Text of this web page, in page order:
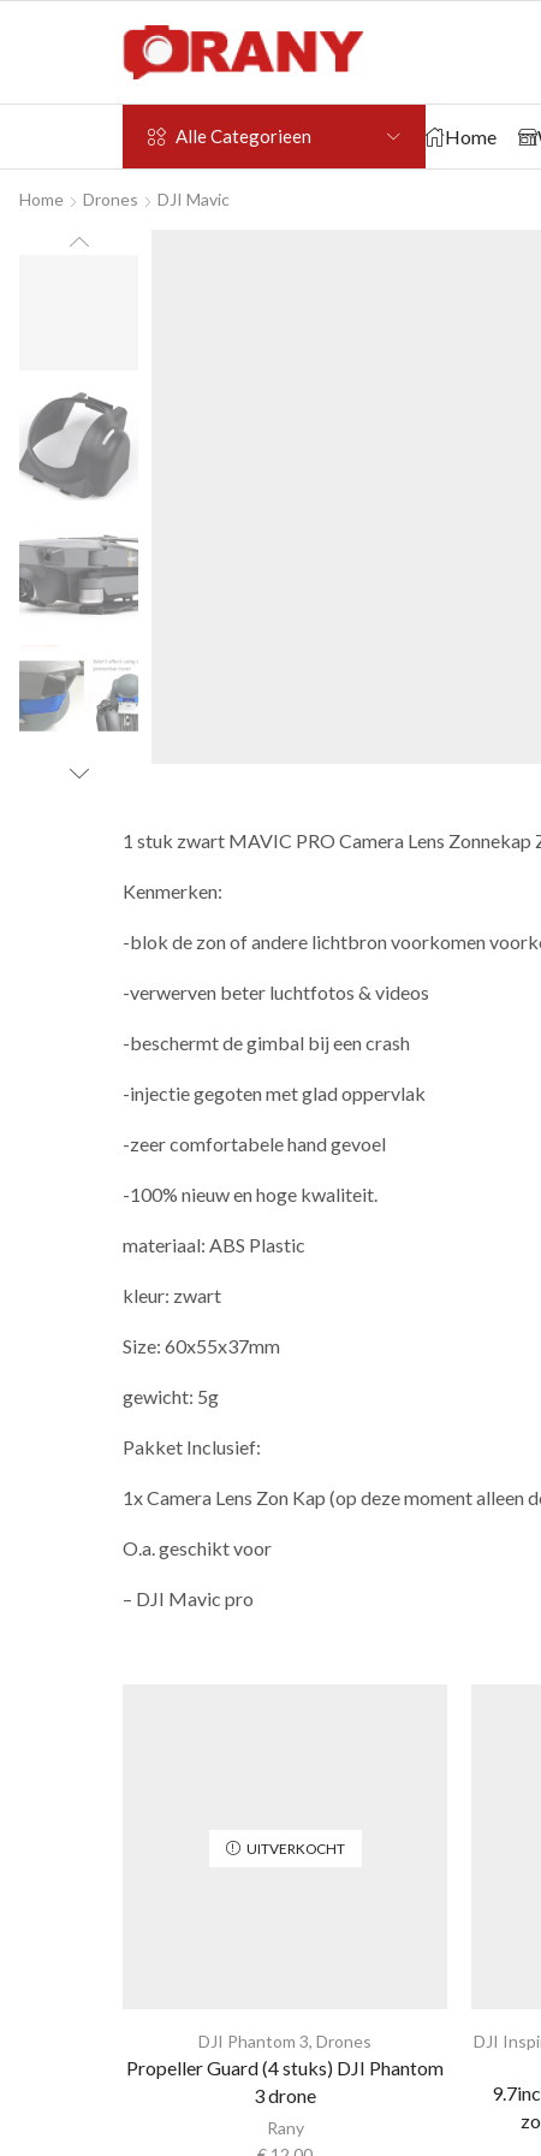
Alle Categorieen Home
Home Drones DJI Mavic
1 stuk zwart MAVIC PRO Camera Lens
Kenmerken:
-blok de zon of andere lichtbron voorkomen
-verwerven beter luchtfotos & videos
-beschermt de gimbal bij een crash
-injectie gegoten met glad oppervlak
-zeer comfortabele hand gevoel
-100% nieuw en hoge kwaliteit.
materiaal: ABS Plastic
kleur: zwart
Size: 60x55x37mm
gewicht: 5g
Pakket Inclusief:
1x Camera Lens Zon Kap (op deze moment alleen
O.a. geschikt voor
– DJI Mavic pro
UITVERKOCHT
DJI Phantom 3, Drones
Propeller Guard (4 stuks) DJI Phantom
3 drone
Rany
DJI